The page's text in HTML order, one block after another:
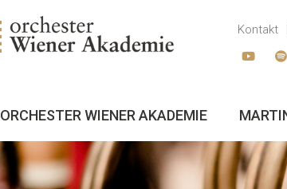
Kontakt
ORCHESTER WIENER AKADEMIE